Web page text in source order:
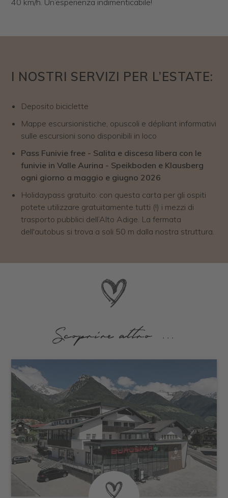
40 km/h. Un’esperienza indimenticabile!
I NOSTRI SERVIZI PER L’ESTATE:
Deposito biciclette
Mappe escursionistiche, opuscoli e dépliant informativi
sulle escursioni sono disponibili in loco
Pass Funivie free - Salita e discesa libera con le
funivie in Valle Aurina - Speikboden e Klausberg
ogni giorno a maggio e giugno 2026
Holidaypass gratuito: con questa carta per gli ospiti
potete utilizzare gratuitamente tutti (!) i mezzi di
trasporto pubblici dell’Alto Adige. La fermata
dell'autobus si trova a soli 50 m dalla nostra struttura.
Scoprire altro ...